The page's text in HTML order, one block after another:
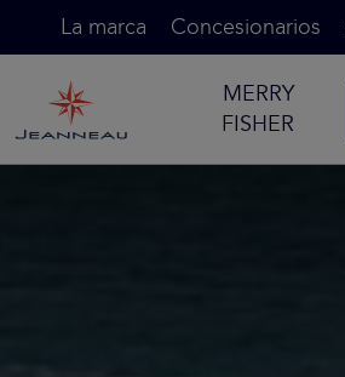
La marca Concesionarios
MERRY
FISHER